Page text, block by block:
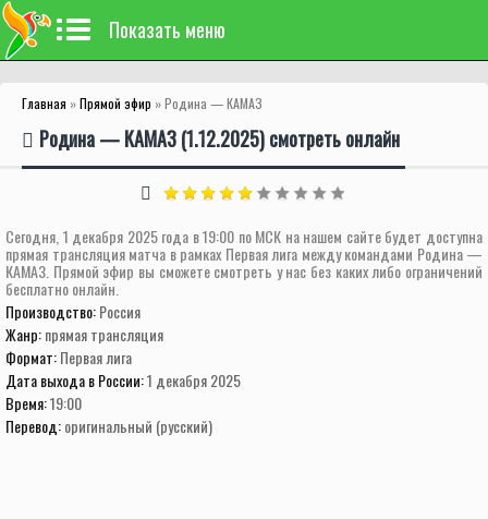
Показать меню
Главная »Прямой эфир » Родина — КАМАЗ
Родина — КАМАЗ (1.12.2025) смотреть онлайн
Сегодня, 1 декабря 2025 года в 19:00 по МСК на нашем сайте будет доступна
прямая трансляция матча в рамках Первая лига между командами Родина —
КАМАЗ. Прямой эфир вы сможете смотреть у нас без каких либо ограничений
бесплатно онлайн.
Производство:Россия
Жанр:прямая трансляция
Формат:Первая лига
Дата выхода в России:1 декабря 2025
Время:19:00
Перевод:оригинальный (русский)